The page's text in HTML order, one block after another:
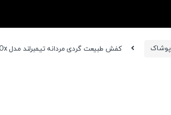
پوشاک کفش طبیعت گردی مردانه تیمبرلند مدل Trekker Super Ox